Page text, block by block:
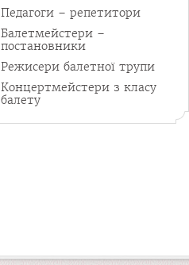
Педагоги – репетитори
Балетмейстери –
постановники
Режисери балетної трупи
Концертмейстери з класу
балету